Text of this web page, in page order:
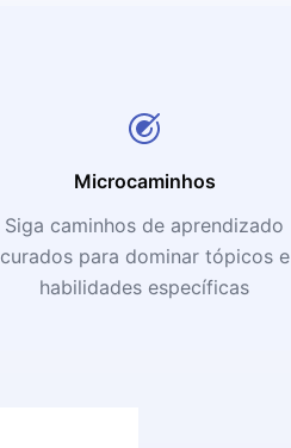
Microcaminhos
Siga caminhos de aprendizado
curados para dominar tópicos e
habilidades específicas